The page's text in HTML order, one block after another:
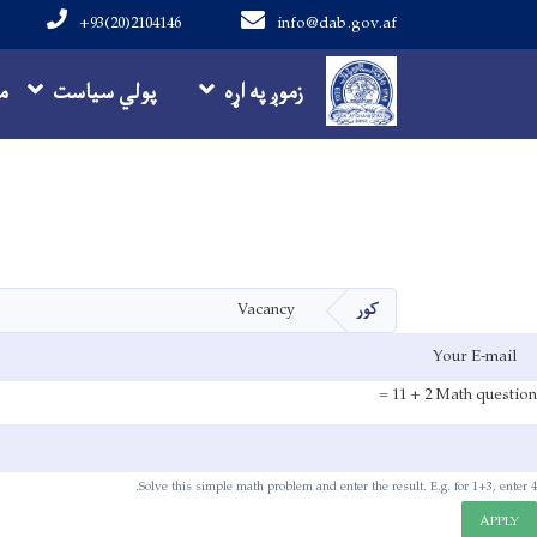
info@dab.gov.af
+93(20)2104146
Main navigation
زموږ په اړه پولي سیاست
کور
Vacancy
E-mail
Math question
2 + 11 =
Solve this simple math problem and enter the result. E.g. for 1+3, enter 4.
APPLY